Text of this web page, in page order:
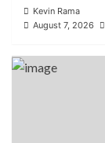
Kevin Rama
August 7, 2026